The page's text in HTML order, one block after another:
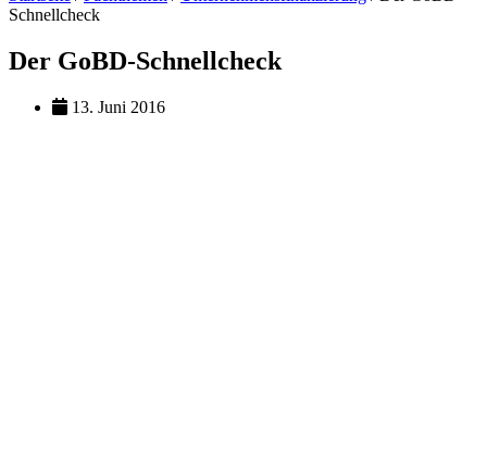
Schnellcheck
Der GoBD-Schnellcheck
13. Juni 2016